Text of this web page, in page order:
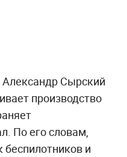
Сырский
производство
По его словам,
и